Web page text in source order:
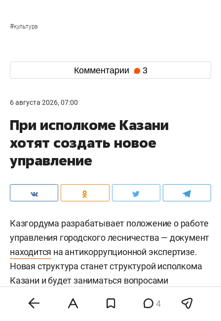
#культура
Комментарии 3
6 августа 2026, 07:00
При исполкоме Казани
хотят создать новое
управление
Казгордума разрабатывает положение о работе
управления городского лесничества — документ
находится на антикоррупционной экспертизе.
Новая структура станет структурой исполкома
Казани и будет заниматься вопросами
воспроизводства городских лесов.
4